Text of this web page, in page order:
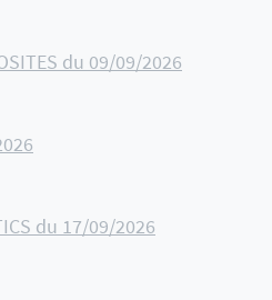
du 09/09/2026
du 17/09/2026